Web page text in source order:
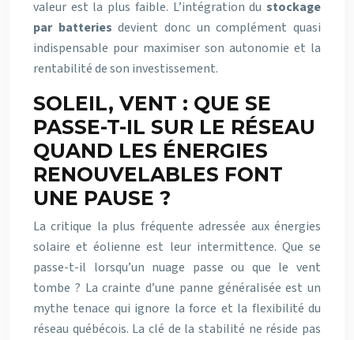
valeur est la plus faible. L’intégration du stockage
par batteries devient donc un complément quasi
indispensable pour maximiser son autonomie et la
rentabilité de son investissement.
SOLEIL, VENT : QUE SE
PASSE-T-IL SUR LE RÉSEAU
QUAND LES ÉNERGIES
RENOUVELABLES FONT
UNE PAUSE ?
La critique la plus fréquente adressée aux énergies
solaire et éolienne est leur intermittence. Que se
passe-t-il lorsqu’un nuage passe ou que le vent
tombe ? La crainte d’une panne généralisée est un
mythe tenace qui ignore la force et la flexibilité du
réseau québécois. La clé de la stabilité ne réside pas